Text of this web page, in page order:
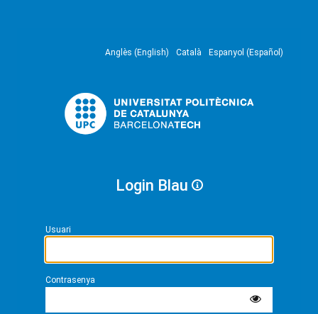
Anglès (English) Català Espanyol (Español)
Login Blau
Usuari
Contrasenya